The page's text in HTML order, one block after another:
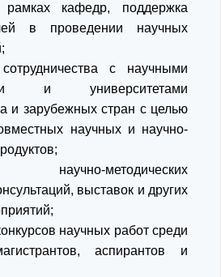
рамках кафедр, поддержка
в проведении научных
с научными
и университетами
и зарубежных стран с целью
научных и научно-
научно-методических
выставок и других
научных работ среди
аспирантов и